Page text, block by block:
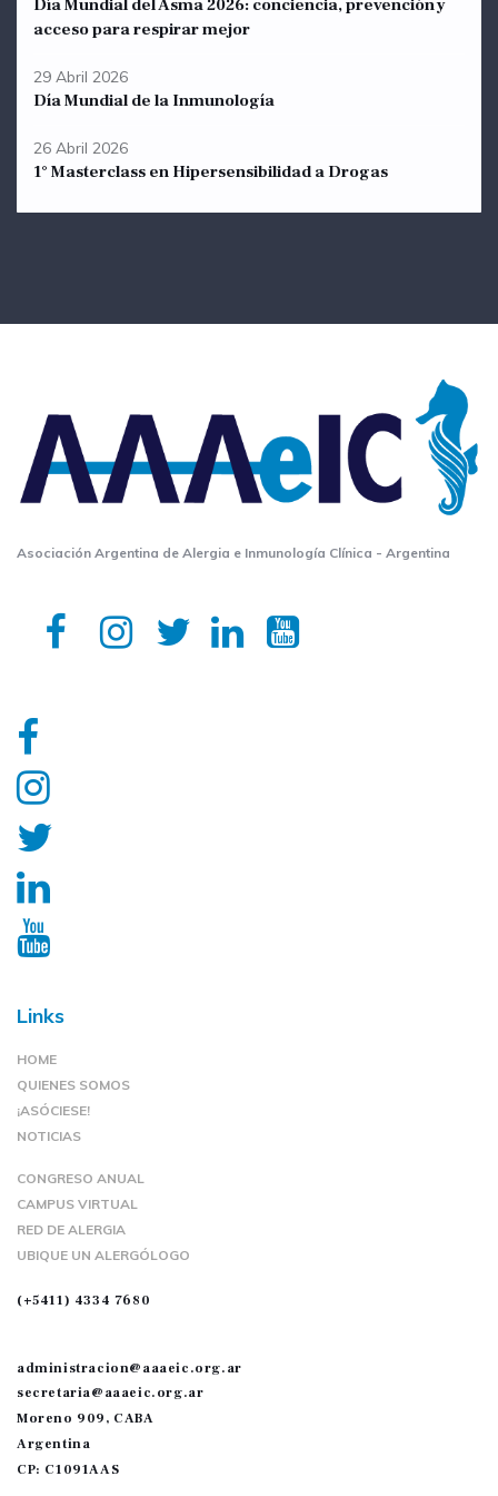
Día Mundial del Asma 2026: conciencia, prevención y
acceso para respirar mejor
29 Abril 2026
Día Mundial de la Inmunología
26 Abril 2026
1° Masterclass en Hipersensibilidad a Drogas
Asociación Argentina de Alergia e Inmunología Clínica - Argentina
Links
HOME
QUIENES SOMOS
¡ASÓCIESE!
NOTICIAS
CONGRESO ANUAL
CAMPUS VIRTUAL
RED DE ALERGIA
UBIQUE UN ALERGÓLOGO
(+5411) 4334 7680
administracion@aaaeic.org.ar
secretaria@aaaeic.org.ar
Moreno 909, CABA
Argentina
CP: C1091AAS